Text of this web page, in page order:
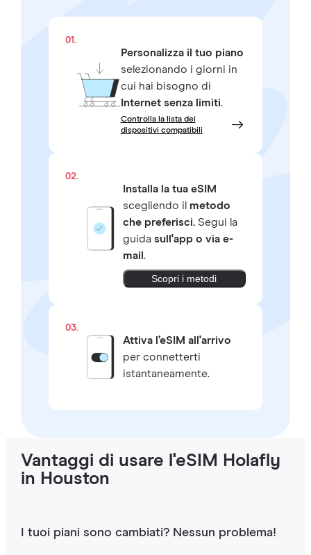
01.
Personalizza il tuo piano
selezionando i giorni in
cui hai bisogno di
Internet senza limiti.
Controlla la lista dei
dispositivi compatibili
02.
Installa la tua eSIM
scegliendo il metodo
che preferisci.Segui la
guida sull'app o via e-
mail .
Scopri i metodi
03.
Attiva l’eSIM all'arrivo
per connetterti
istantaneamente.
Vantaggi di usare l'eSIM Holafly
in Houston
I tuoi piani sono cambiati? Nessun problema!